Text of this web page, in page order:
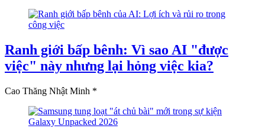
Ranh giới bấp bênh: Vì sao AI "được
việc" này nhưng lại hỏng việc kia?
Cao Thăng Nhật Minh *